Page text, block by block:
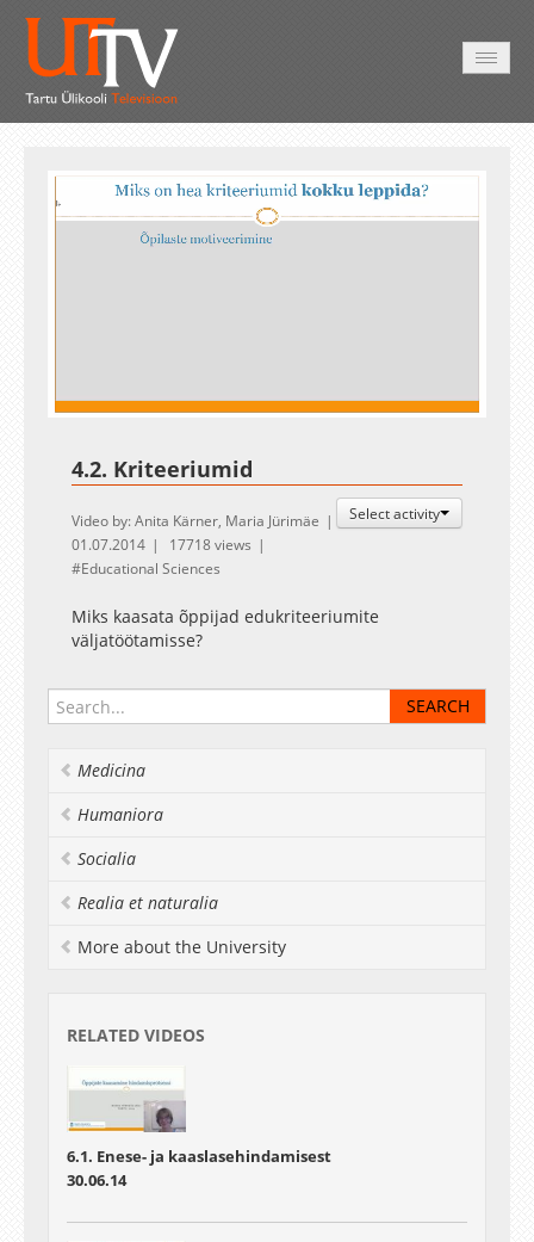
Unmute Loaded:
81.96%
Esituskiirused
Auto
4.2. Kriteeriumid
Select activity
Video by: Anita Kärner, Maria Jürimäe
01.07.2014
17718 views
Educational Sciences
Miks kaasata õppijad edukriteeriumite
väljatöötamisse?
Medicina
Humaniora
Socialia
Realia et naturalia
More about the University
RELATED VIDEOS
6.1. Enese- ja kaaslasehindamisest
30.06.14